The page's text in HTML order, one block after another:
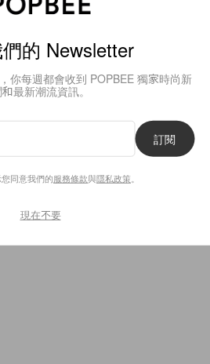
後的「小鮮肉」——Gigi
登場！
你第一個想到的是誰？Lucky Blue
妹們分享！外國又有多一名「小鮮肉」
和 Bella
的 Newsletter
你每週都會收到 POPBEE 獨家時尚新
最新潮流資訊。
訂閱
同意我們的服務條款與隱私政策
現在不要